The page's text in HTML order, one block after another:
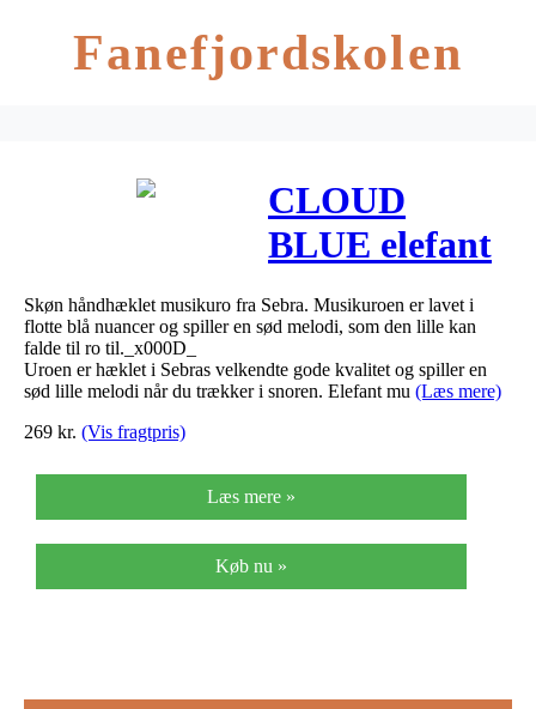
Fanefjordskolen
CLOUD
BLUE elefant
musikuro fra
Sebra
Skøn håndhæklet musikuro fra Sebra. Musikuroen er lavet i
flotte blå nuancer og spiller en sød melodi, som den lille kan
falde til ro til._x000D_
Uroen er hæklet i Sebras velkendte gode kvalitet og spiller en
sød lille melodi når du trækker i snoren. Elefant mu (Læs mere)
269 kr. (Vis fragtpris)
Læs mere »
Køb nu »